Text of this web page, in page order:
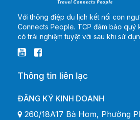
Với thông điệp du lịch kết nối con
Connects People. TCP đảm bảo quý
có trải nghiệm tuyệt vời sau khi sử
Thông tin liên lạc
ĐĂNG KÝ KINH DOANH
260/18A17 Bà Hom, Phường